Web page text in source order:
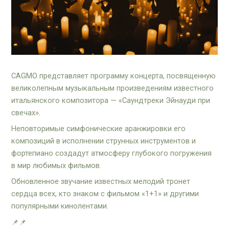
CAGMO представляет программу концерта, посвященную
великолепным музыкальным произведениям известного
итальянского композитора — «Саундтреки Эйнауди при
свечах».
Неповторимые симфонические аранжировки его
композиций в исполнении струнных инструментов и
фортепиано создадут атмосферу глубокого погружения
в мир любимых фильмов.
Обновленное звучание известных мелодий тронет
сердца всех, кто знаком с фильмом «1+1» и другими
популярными кинолентами.
📌📌